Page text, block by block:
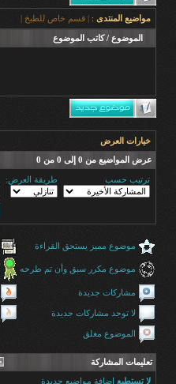
مواضيع المنتدى : | قسم خاص للطبخ |
الموضوع /كاتب الموضوع
خيارات العرض
عرض المواضيع من 0 إلى 0 من 0
ترتيب حسب طريقة العرض:
موضوع مميز يستحق القراءة
موضوع مكرر سبق وأن تم طرحه
مشاركات جديدة
لا توجد مشاركات جديدة
الموضوع مغلق
تعليمات المشاركة
لا تستطيع إضافة مواضيع جديدة